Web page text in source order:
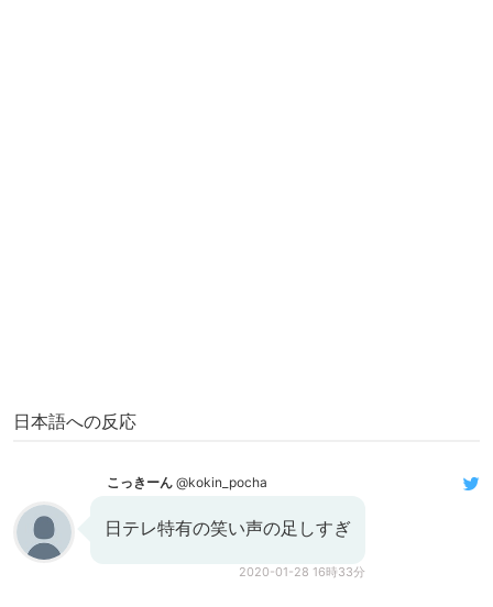
日本語への反応
こっきーん @kokin_pocha
日テレ特有の笑い声の足しすぎ
2020-01-28 16時33分